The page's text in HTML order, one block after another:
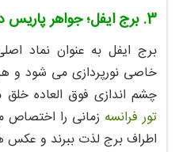
3. برج ایفل؛ جواهر پاریس در شب
برج ایفل به‌ عنوان نماد
خاصی نورپردازی می‌ شود و
چشم‌ اندازی فوق‌ العاده خلق
تور فرانسه زمانی را اختصاص
اطراف برج لذت ببرند و عکس‌